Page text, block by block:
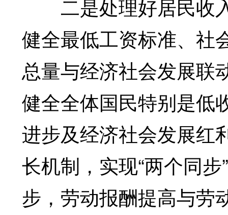
二是处理好居民收
健全最低工资标准、社
总量与经济社会发展联
健全全体国民特别是低
进步及经济社会发展红
长机制，实现“两个同
步，劳动报酬提高与劳